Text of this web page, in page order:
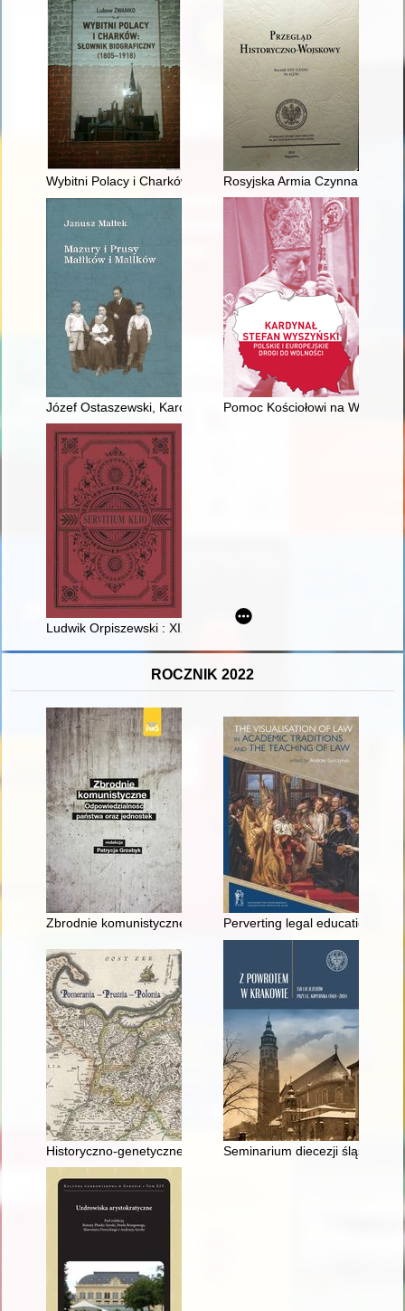
Wybitni Polacy i Charków : słownik biograficzny : (1805-1918)
Rosyjska Armia Czynna
Józef Ostaszewski, Karol Małłek, Adam Chętnik, Witold
Pomoc Kościołowi na
Ludwik Orpiszewski : XIX-wieczny dyplomata z kujawskiej wsi
ROCZNIK 2022
Zbrodnie komunistyczne : odpowiedzialność państwa oraz
Perverting legal education? :
Historyczno­-genetyczne tło Gallowego podania o Piaście i
Seminarium diecezji śląskiej